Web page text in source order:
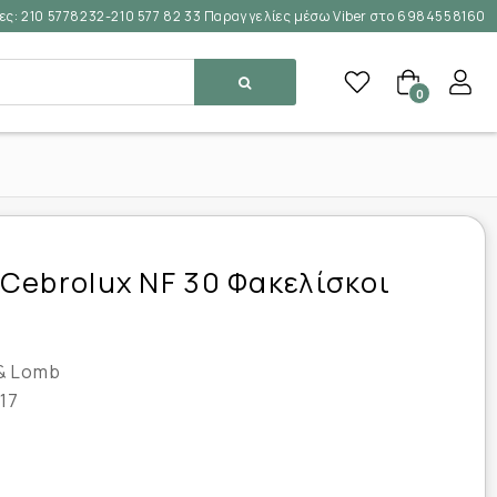
210 5778232-210 577 82 33 Παραγγελίες μέσω Viber στο 6984558160
0
NF 30 Φακελίσκοι
Lomb